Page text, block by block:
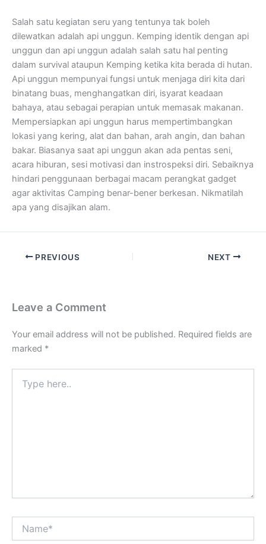
Salah satu kegiatan seru yang tentunya tak boleh
dilewatkan adalah api unggun. Kemping identik dengan api
unggun dan api unggun adalah salah satu hal penting
dalam survival ataupun Kemping ketika kita berada di hutan.
Api unggun mempunyai fungsi untuk menjaga diri kita dari
binatang buas, menghangatkan diri, isyarat keadaan
bahaya, atau sebagai perapian untuk memasak makanan.
Mempersiapkan api unggun harus mempertimbangkan
lokasi yang kering, alat dan bahan, arah angin, dan bahan
bakar. Biasanya saat api unggun akan ada pentas seni,
acara hiburan, sesi motivasi dan instrospeksi diri. Sebaiknya
hindari penggunaan berbagai macam perangkat gadget
agar aktivitas Camping benar-bener berkesan. Nikmatilah
apa yang disajikan alam.
PREVIOUS NEXT
Leave a Comment
Your email address will not be published. Required fields are
marked *
here..